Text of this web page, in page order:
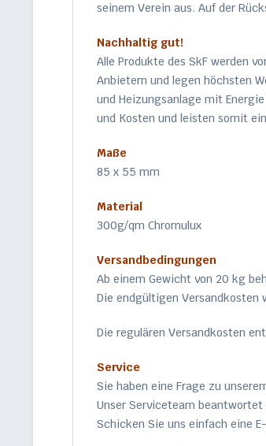
seinem Verein aus. Auf der
Nachhaltig gut!
Alle Produkte des SkF werden
Anbietern und legen höchsten
und Heizungsanlage mit
und Kosten und leisten somit
Maße
85 x 55 mm
Material
300g/qm Chromulux
Versandbedingungen
Ab einem Gewicht von 20 kg
Die endgültigen Versandkosten
Die regulären Versandkosten
Service
Sie haben eine Frage zu
Unser Serviceteam
Schicken Sie uns einfach eine